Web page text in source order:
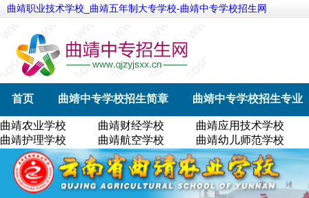
曲靖职业技术学校_曲靖五年制大专学校-曲靖中专学校招生网
首页 曲靖中专学校招生简章 曲靖中专学校招生专业
曲靖航空学校 曲靖幼儿师范学校 曲靖农业学校
曲靖农业学校 曲靖财经学校
曲靖应用技术学校
曲靖护理学校
曲靖航空学校 曲靖幼儿师范学校